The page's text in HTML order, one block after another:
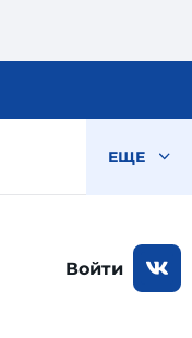
ЕЩЕ
Войти